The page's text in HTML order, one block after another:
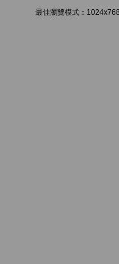
最佳瀏覽模式：